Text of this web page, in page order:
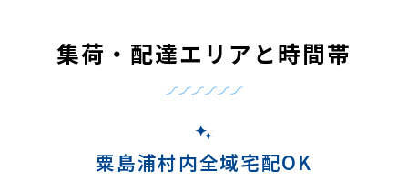
集荷・配達エリアと時間帯
粟島浦村内全域宅配OK